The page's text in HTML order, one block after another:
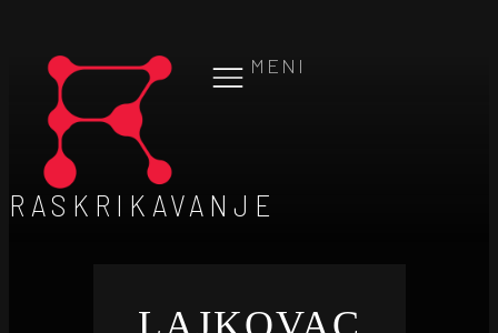
MENI
RASKRIKAVANJE